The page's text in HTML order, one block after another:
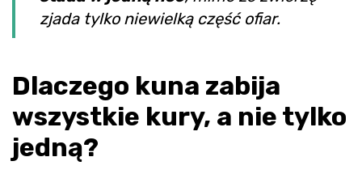
zjada tylko niewielką część ofiar.
Dlaczego kuna zabija
wszystkie kury, a nie tylko
jedną?